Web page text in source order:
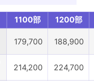
1100部 1200部
179,700 188,900
214,200 224,700